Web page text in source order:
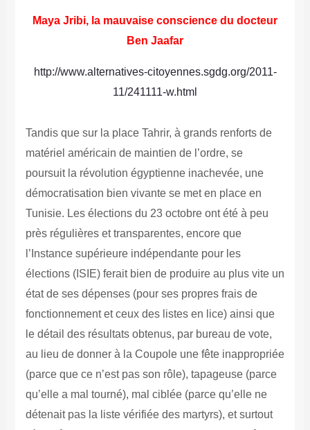
Maya Jribi, la mauvaise conscience du docteur
Ben Jaafar
http://www.alternatives-citoyennes.sgdg.org/2011-
11/241111-w.html
Tandis que sur la place Tahrir, à grands renforts de
matériel américain de maintien de l’ordre, se
poursuit la révolution égyptienne inachevée, une
démocratisation bien vivante se met en place en
Tunisie. Les élections du 23 octobre ont été à peu
près régulières et transparentes, encore que
l’Instance supérieure indépendante pour les
élections (ISIE) ferait bien de produire au plus vite un
état de ses dépenses (pour ses propres frais de
fonctionnement et ceux des listes en lice) ainsi que
le détail des résultats obtenus, par bureau de vote,
au lieu de donner à la Coupole une fête inappropriée
(parce que ce n’est pas son rôle), tapageuse (parce
qu’elle a mal tourné), mal ciblée (parce qu’elle ne
détenait pas la liste vérifiée des martyrs), et surtout